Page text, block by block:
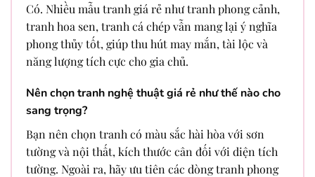
Có. Nhiều mẫu tranh giá rẻ như tranh phong cảnh,
tranh hoa sen, tranh cá chép vẫn mang lại ý nghĩa
phong thủy tốt, giúp thu hút may mắn, tài lộc và
năng lượng tích cực cho gia chủ.
Nên chọn tranh nghệ thuật giá rẻ như thế nào cho
sang trọng?
Bạn nên chọn tranh có màu sắc hài hòa với sơn
tường và nội thất, kích thước cân đối với diện tích
tường. Ngoài ra, hãy ưu tiên các dòng tranh phong